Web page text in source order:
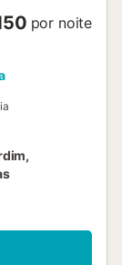
por noite